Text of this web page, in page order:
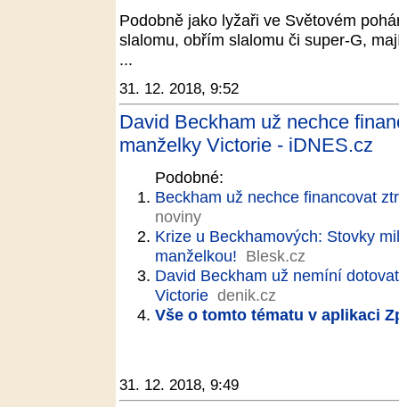
Podobně jako lyžaři ve Světovém
slalomu, obřím slalomu či super-G,
...
31. 12. 2018, 9:52
David Beckham už nechce
manželky Victorie - iDNES.cz
Podobné:
Beckham už nechce financovat
noviny
Krize u Beckhamových: Stovky
manželkou! Blesk.cz
David Beckham už nemíní
Victorie denik.cz
Vše o tomto tématu v aplikaci
31. 12. 2018, 9:49